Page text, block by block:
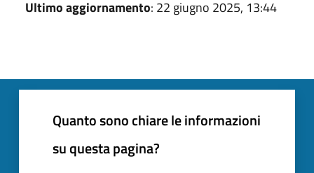
Ultimo aggiornamento: 22 giugno 2025, 13:44
Quanto sono chiare le informazioni
su questa pagina?